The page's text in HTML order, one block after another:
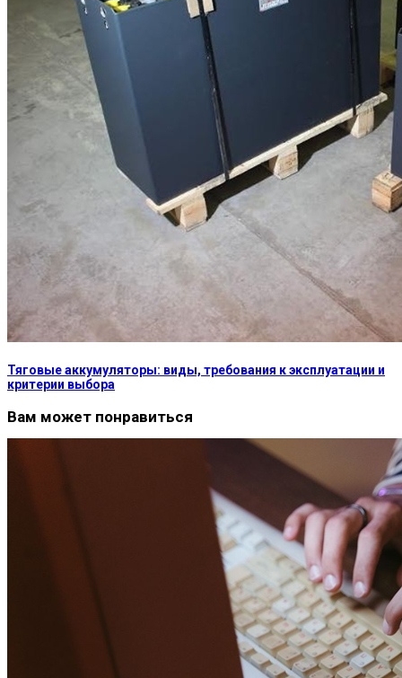
Тяговые аккумуляторы: виды, требования к эксплуатации и
критерии выбора
Вам может понравиться